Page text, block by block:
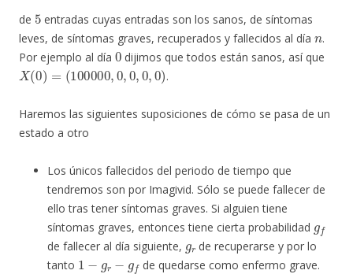
de
5
entradas cuyas entradas son los sanos, de síntomas
leves, de síntomas graves, recuperados y fallecidos al día
.
Por ejemplo al día
0
dijimos que todos están sanos, así que
X(0)=(100000,0 0 ,0,0)
.
Haremos las siguientes suposiciones de cómo se pasa de un
estado a otro
Los únicos fallecidos del periodo de tiempo que
tendremos son por Imagivid. Sólo se puede fallecer de
ello tras tener síntomas graves. Si alguien tiene
síntomas graves, entonces tiene cierta probabilidad
de fallecer al día siguiente,
gr
de recuperarse y por lo
tanto
1−g r− gf
de quedarse como enfermo grave.